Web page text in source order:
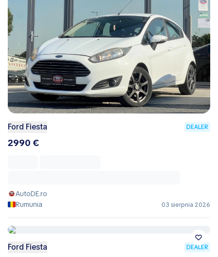
Ford Fiesta DEALER
2990 €
AutoDE.ro
Rumunia
03 sierpnia 2026
Ford Fiesta DEALER